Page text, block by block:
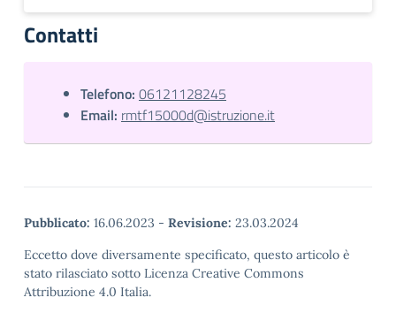
Contatti
Telefono: 06121128245
Email: rmtf15000d@istruzione.it
Pubblicato: 16.06.2023 - Revisione: 23.03.2024
Eccetto dove diversamente specificato, questo articolo è
stato rilasciato sotto Licenza Creative Commons
Attribuzione 4.0 Italia.